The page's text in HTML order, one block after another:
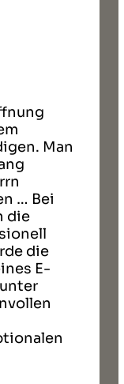
Man
… Bei
die
die
E-